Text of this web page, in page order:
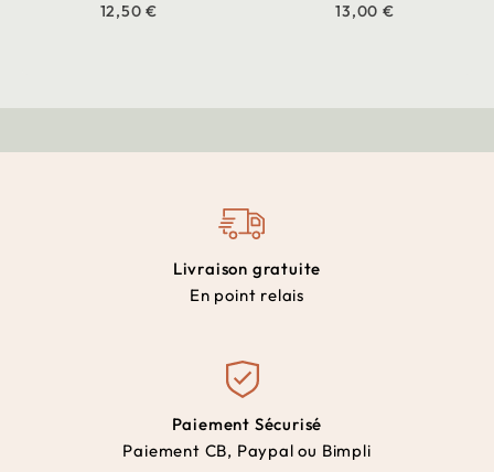
12,50 € 13,00 €
Livraison gratuite
En point relais
Paiement Sécurisé
Paiement CB, Paypal ou Bimpli